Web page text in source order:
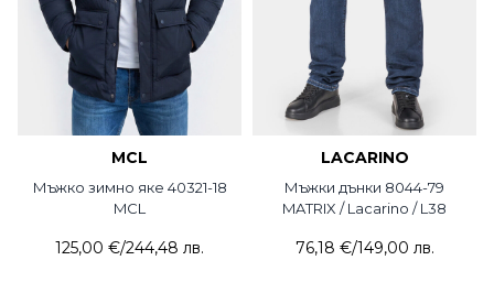
MCL
Мъжко зимно яке 40321-18
MCL
125,00 €/244,48 лв.
LACARINO
Мъжки дънки 8044-79
MATRIX / Lacarino / L38
76,18 €/149,00 лв.